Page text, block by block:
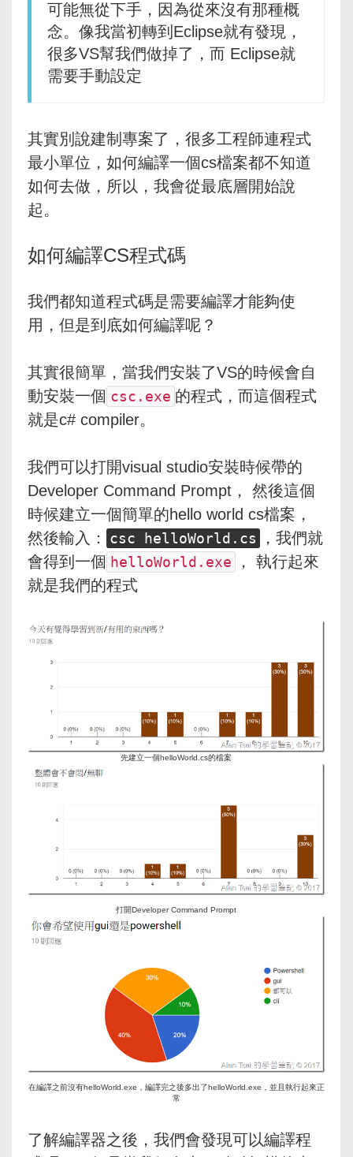
可能無從下手，因為從來沒有那種概
念。像我當初轉到Eclipse就有發現，
很多VS幫我們做掉了，而 Eclipse就
需要手動設定
其實別說建制專案了，很多工程師連程式
最小單位，如何編譯一個cs檔案都不知道
如何去做，所以，我會從最底層開始說
起。
如何編譯CS程式碼
我們都知道程式碼是需要編譯才能夠使
用，但是到底如何編譯呢？
其實很簡單，當我們安裝了VS的時候會自
動安裝一個 csc.exe 的程式，而這個程式
就是c# compiler。
我們可以打開visual studio安裝時候帶的
Developer Command Prompt， 然後這個
時候建立一個簡單的hello world cs檔案，
然後輸入：
csc helloWorld.cs
，我們就
會得到一個 helloWorld.exe
， 執行起來
就是我們的程式
先建立一個helloWorld.cs的檔案
打開Developer Command Prompt
在編譯之前沒有helloWorld.exe，編譯完之後多出了helloWorld.exe，並且執行起來正
常
了解編譯器之後，我們會發現可以編譯程